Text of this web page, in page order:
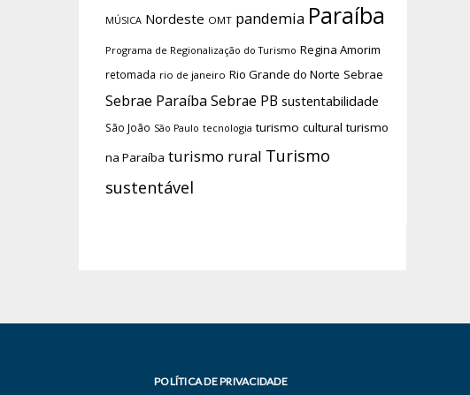
MÚSICA Nordeste OMT pandemia Paraíba
Programa de Regionalização do Turismo Regina Amorim
retomada rio de janeiro Rio Grande do Norte Sebrae
Sebrae Paraíba Sebrae PB sustentabilidade
São João São Paulo tecnologia turismo cultural turismo
na Paraíba turismo rural Turismo
sustentável
POLÍTICA DE PRIVACIDADE